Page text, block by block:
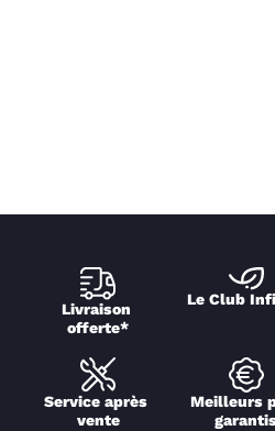
Livraison
offerte*
Le Club
Service après
vente
Meilleurs